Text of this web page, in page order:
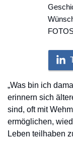
„Was bin ich
erinnern sich
sind, oft mit
ermöglichen,
Leben teilhaben